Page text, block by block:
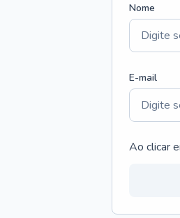
Nome
E-mail
Ao clicar